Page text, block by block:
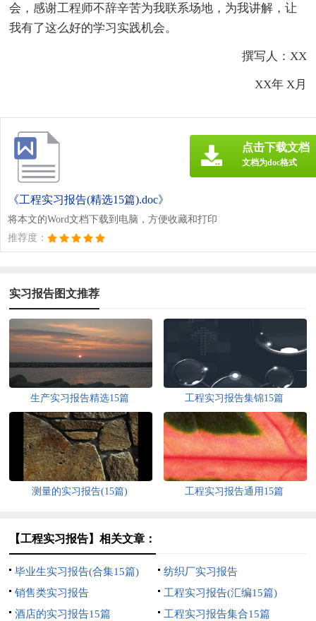
会，感谢工程师不辞辛苦为我联系场地，为我讲解，让
我有了这么好的学习实践机会。
撰写人：XX
XX年 X月
《工程实习报告(精选15篇).doc》
将本文的Word文档下载到电脑，方便收藏和打印
推荐度：
点击下载文档
文档为doc格式
实习报告图文推荐
生产实习报告精选15篇 工程实习报告集锦15篇
测量的实习报告(15篇) 工程实习报告通用15篇
【工程实习报告】相关文章：
毕业生实习报告(合集15篇)
纺织厂实习报告
销售类实习报告
工程实习报告(汇编15篇)
酒店的实习报告15篇
工程实习报告集合15篇